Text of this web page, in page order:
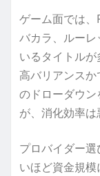
ゲーム面では、
バカラ、ルー
いるタイトル
高バリアンス
のドローダウ
が、消化効率は
プロバイダー選
いほど資金規模